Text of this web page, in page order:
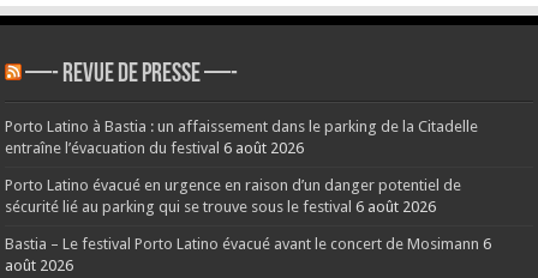
—- REVUE DE PRESSE —-
Porto Latino à Bastia : un affaissement dans le parking de la Citadelle
entraîne l’évacuation du festival 6 août 2026
Porto Latino évacué en urgence en raison d’un danger potentiel de
sécurité lié au parking qui se trouve sous le festival 6 août 2026
Bastia – Le festival Porto Latino évacué avant le concert de Mosimann 6
août 2026